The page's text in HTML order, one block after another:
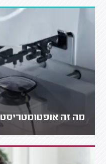
מה זה